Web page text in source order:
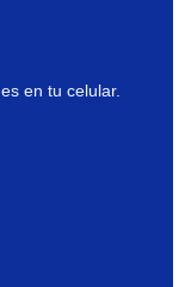
en tu celular.